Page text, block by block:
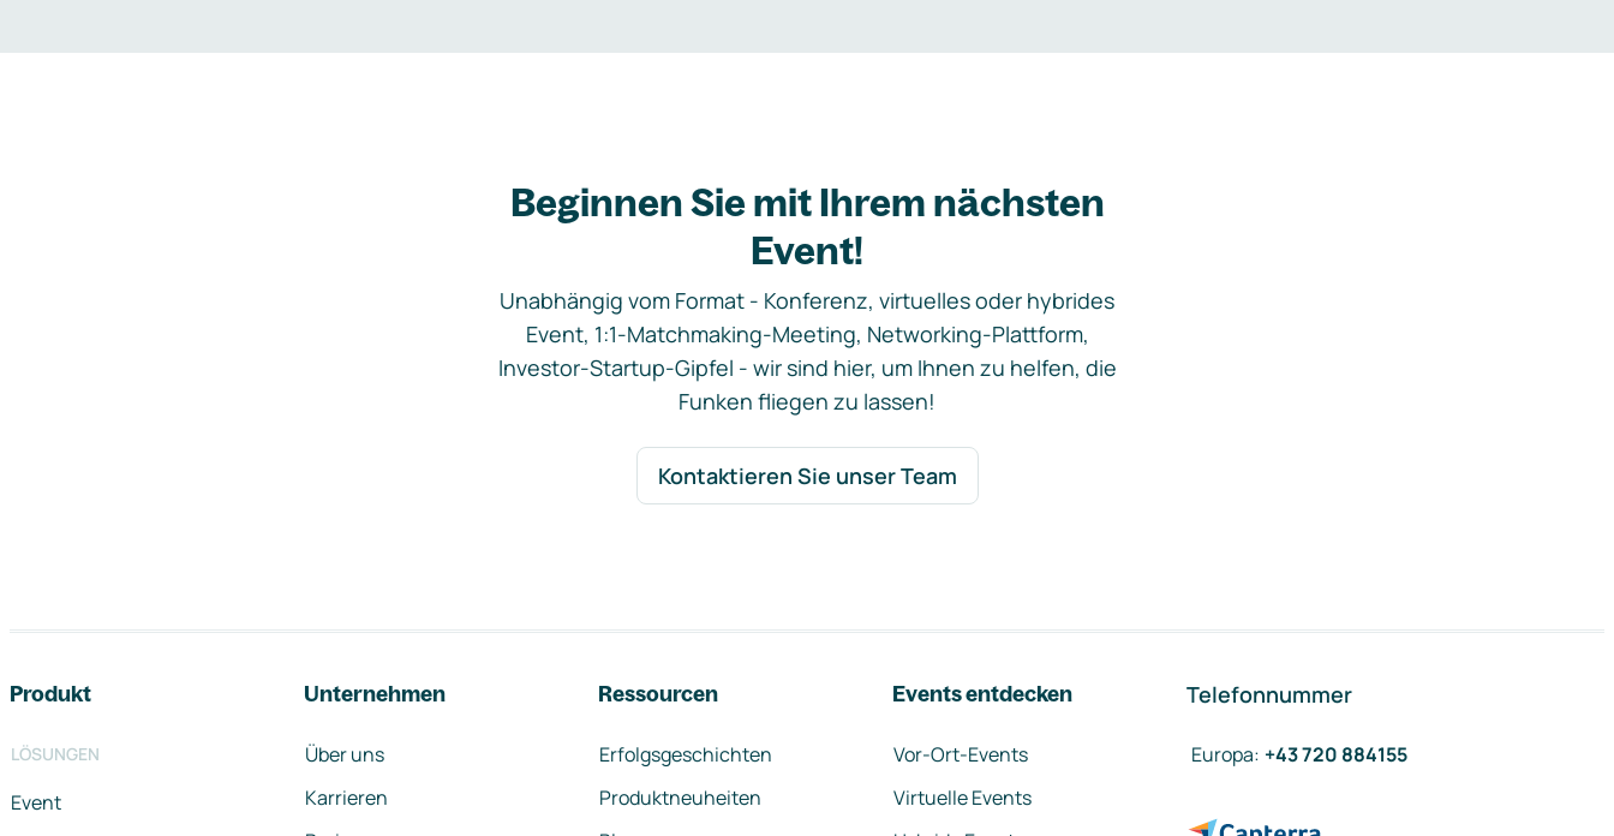
Beginnen Sie mit Ihrem nächsten
Event!
Unabhängig vom Format - Konferenz, virtuelles oder hybrides
Event, 1:1-Matchmaking-Meeting, Networking-Plattform,
Investor-Startup-Gipfel - wir sind hier, um Ihnen zu helfen, die
Funken fliegen zu lassen!
Kontaktieren Sie unser Team
Produkt
LÖSUNGEN
Event
Unternehmen
Über uns
Karrieren
Ressourcen
Erfolgsgeschichten
Produktneuheiten
Events entdecken
Vor-Ort-Events
Virtuelle Events
Telefonnummer
Europa: +43 720 884155